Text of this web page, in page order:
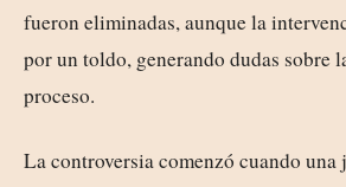
fueron eliminadas, aunque la
por un toldo, generando dudas sobre
proceso.
La controversia comenzó cuando